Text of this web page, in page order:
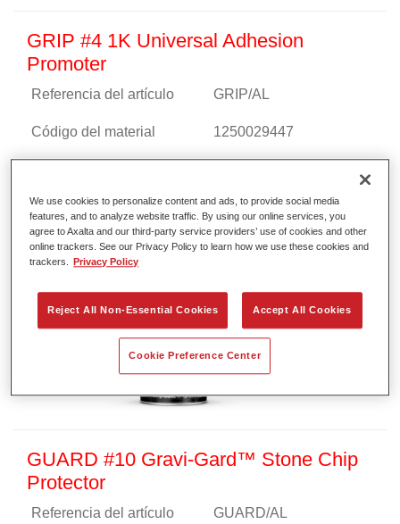
GRIP #4 1K Universal Adhesion
Promoter
Referencia del artículo GRIP/AL
Código del material 1250029447
GUARD #10 Gravi-Gard™ Stone Chip
Protector
Referencia del artículo GUARD/AL
We use cookies to personalize content and ads, to provide social media
features, and to analyze website traffic. By using our online services, you
agree to Axalta and our third-party service providers’ use of cookies and other
online trackers. See our Privacy Policy to learn how we use these cookies and
trackers.
Privacy Policy
Reject All Non-Essential Cookies Accept All Cookies
Cookie Preference Center